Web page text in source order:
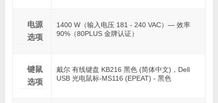
电源
选项
1400 W（输入电压 181 - 240 VAC）— 效率
90%（80PLUS 金牌认证）
键鼠
选项
戴尔 有线键盘 KB216 黑色 (简体中文)，Dell
USB 光电鼠标-MS116 (EPEAT) - 黑色